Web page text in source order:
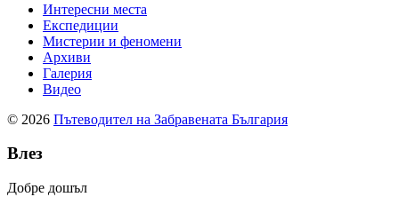
Интересни места
Експедиции
Мистерии и феномени
Архиви
Галерия
Видео
© 2026 Пътеводител на Забравената България
Влез
Добре дошъл